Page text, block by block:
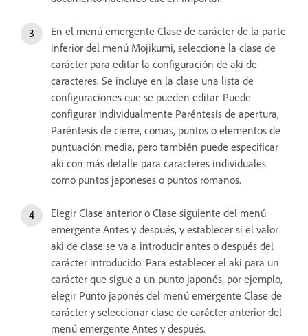
En el menú emergente Clase de carácter de la parte
inferior del menú Mojikumi, seleccione la clase de
carácter para editar la configuración de aki de
caracteres. Se incluye en la clase una lista de
configuraciones que se pueden editar. Puede
configurar individualmente Paréntesis de apertura,
Paréntesis de cierre, comas, puntos o elementos de
puntuación media, pero también puede especificar
aki con más detalle para caracteres individuales
como puntos japoneses o puntos romanos.
Elegir Clase anterior o Clase siguiente del menú
emergente Antes y después, y establecer si el valor
aki de clase se va a introducir antes o después del
carácter introducido. Para establecer el aki para un
carácter que sigue a un punto japonés, por ejemplo,
elegir Punto japonés del menú emergente Clase de
carácter y seleccionar clase de carácter anterior del
menú emergente Antes y después.